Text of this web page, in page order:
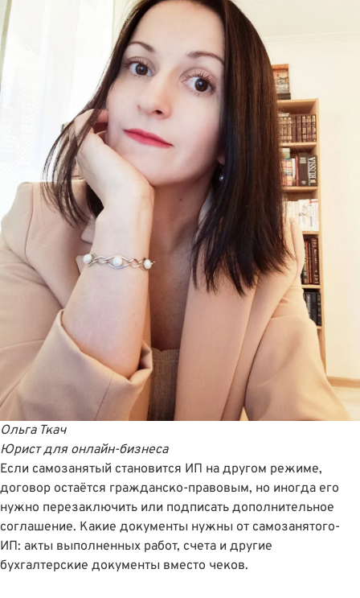
Ольга Ткач
Юрист для онлайн-бизнеса
Если самозанятый становится ИП на другом режиме,
договор остаëтся гражданско-правовым, но иногда его
нужно перезаключить или подписать дополнительное
соглашение. Какие документы нужны от самозанятого-
ИП: акты выполненных работ, счета и другие
бухгалтерские документы вместо чеков.